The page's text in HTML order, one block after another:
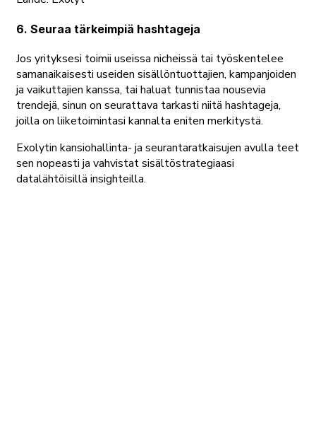
6. Seuraa tärkeimpiä hashtageja
Jos yrityksesi toimii useissa nicheissä tai työskentelee
samanaikaisesti useiden sisällöntuottajien, kampanjoiden
ja vaikuttajien kanssa, tai haluat tunnistaa nousevia
trendejä, sinun on seurattava tarkasti niitä hashtageja,
joilla on liiketoimintasi kannalta eniten merkitystä.
Exolytin kansiohallinta- ja seurantaratkaisujen avulla teet
sen nopeasti ja vahvistat sisältöstrategiaasi
datalähtöisillä insighteilla.